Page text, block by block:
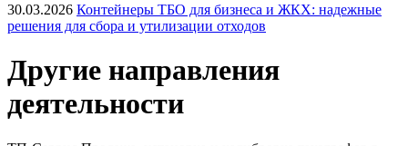
30.03.2026 Контейнеры ТБО для бизнеса и ЖКХ: надежные
решения для сбора и утилизации отходов
Другие направления
деятельности